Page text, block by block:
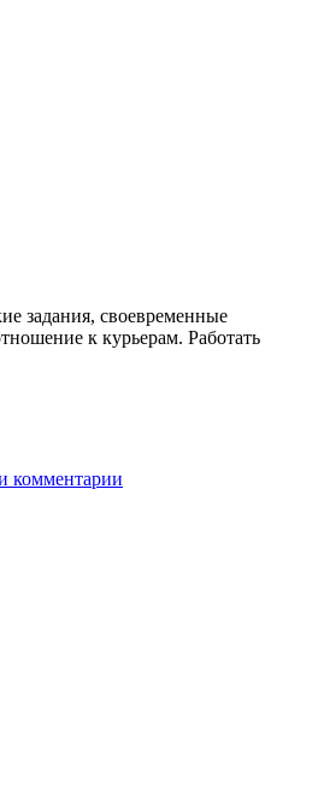
задания, своевременные
к курьерам. Работать
комментарии